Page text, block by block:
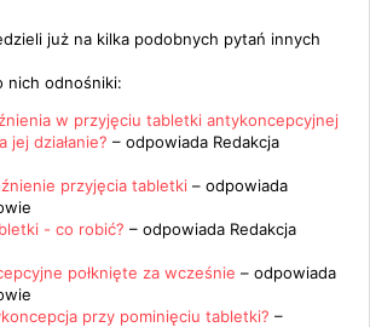
już na kilka podobnych pytań innych
nich odnośniki:
w przyjęciu tabletki antykoncepcyjnej
jej działanie? – odpowiada Redakcja
przyjęcia tabletki – odpowiada
- co robić? – odpowiada Redakcja
połknięte za wcześnie – odpowiada
przy pominięciu tabletki? –